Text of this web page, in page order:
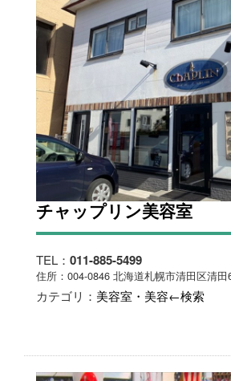
チャップリン美容室
TEL： 011-885-5499
住所：004-0846 北海道札幌市清田区清
カテゴリ： 美容室・美容←検索